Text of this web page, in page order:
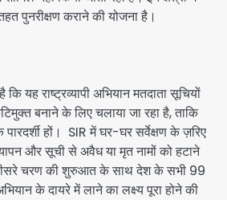
पुनरीक्षण कराने की योजना है।
यह राष्ट्रव्यापी अभियान मतदाता सूचियों
बनाने के लिए चलाया जा रहा है, ताकि
हों। SIR में घर-घर सर्वेक्षण के ज़रिए
और सूची से अवैध या मृत नामों को हटाने
चरण की शुरुआत के साथ देश के सभी 99
के दायरे में लाने का लक्ष्य पूरा होने की